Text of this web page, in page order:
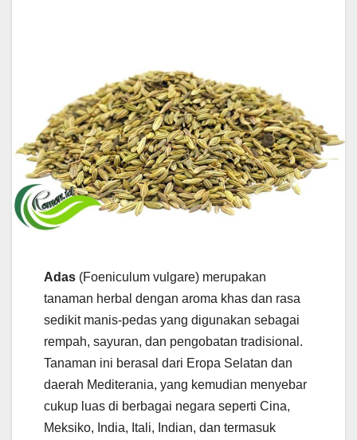
Adas (Foeniculum vulgare) merupakan
tanaman herbal dengan aroma khas dan rasa
sedikit manis-pedas yang digunakan sebagai
rempah, sayuran, dan pengobatan tradisional.
Tanaman ini berasal dari Eropa Selatan dan
daerah Mediterania, yang kemudian menyebar
cukup luas di berbagai negara seperti Cina,
Meksiko, India, Itali, Indian, dan termasuk